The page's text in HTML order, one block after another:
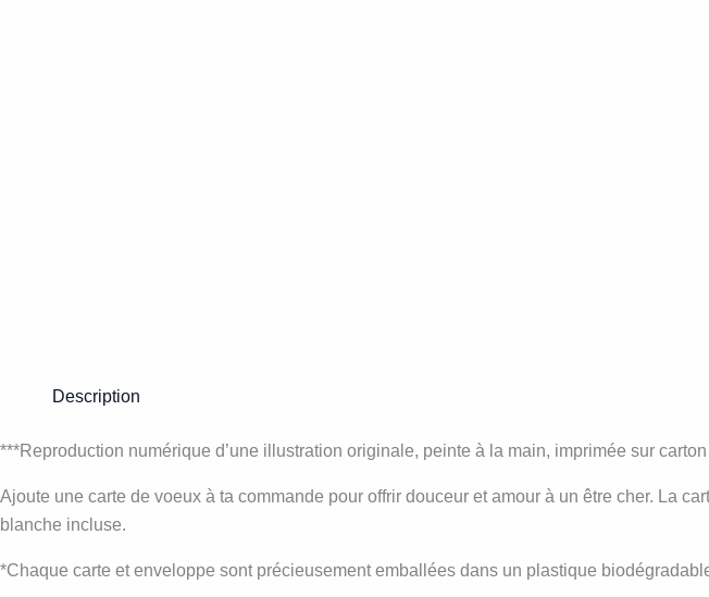
Description
***Reproduction numérique d’une illustration originale, peinte à la main, imprimée sur
Ajoute une carte de voeux à ta commande pour offrir douceur et amour à un être cher. La
blanche incluse.
*Chaque carte et enveloppe sont précieusement emballées dans un plastique